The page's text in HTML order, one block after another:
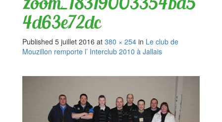
4d63e72dc
Published 5 juillet 2016 at 380 × 254 in Le club de
Mouzillon remporte l’ Interclub 2010 à Jallais